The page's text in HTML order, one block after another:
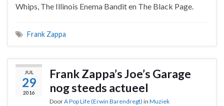
Whips, The Illinois Enema Bandit en The Black Page.
Frank Zappa
JUL
29
2016
Frank Zappa’s Joe’s Garage
nog steeds actueel
DoorA Pop Life (Erwin Barendregt) in Muziek